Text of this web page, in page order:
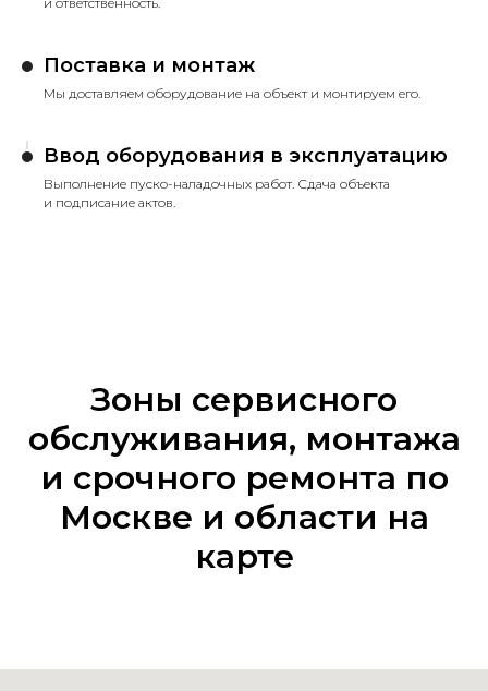
Поставка и монтаж
Мы доставляем оборудование на объект и монтируем его.
Ввод оборудования в эксплуатацию
Выполнение пуско-наладочных работ. Сдача объекта
и подписание актов.
Зоны сервисного
обслуживания, монтажа
и срочного ремонта по
Москве и области на
карте